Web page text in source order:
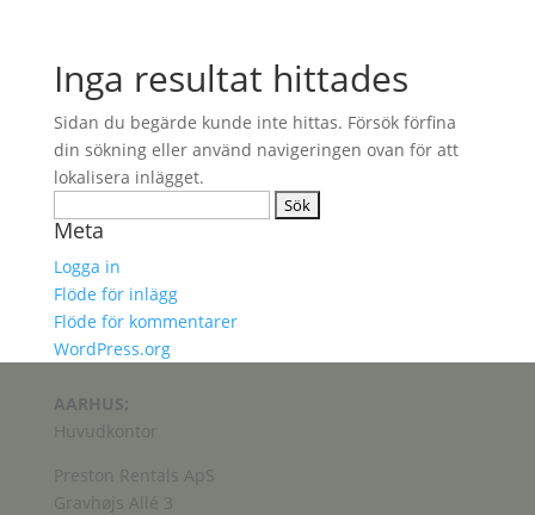
Inga resultat hittades
Sidan du begärde kunde inte hittas. Försök förfina
din sökning eller använd navigeringen ovan för att
lokalisera inlägget.
efter:
Meta
Logga in
Flöde för inlägg
Flöde för kommentarer
WordPress.org
AARHUS:
Huvudkontor
Preston Rentals ApS
Gravhøjs Allé 3